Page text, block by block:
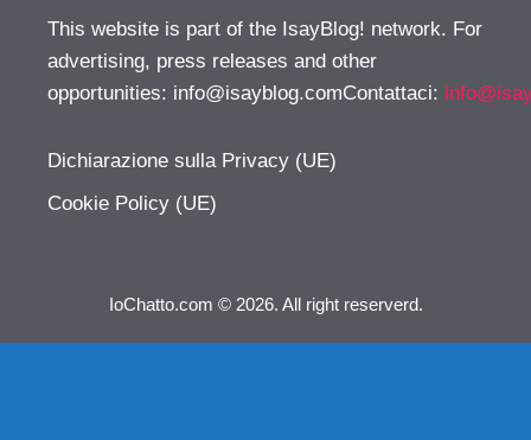
This website is part of the IsayBlog! network. For
advertising, press releases and other
opportunities: info@isayblog.comContattaci:
Dichiarazione sulla Privacy (UE)
Cookie Policy (UE)
IoChatto.com © 2026. All right reserverd.